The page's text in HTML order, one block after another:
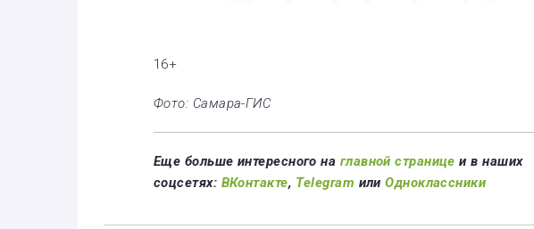
16+
Фото: Самара-ГИС
Еще больше интересного на главной странице и в наших
соцсетях: ВКонтакте, Telegram илиОдноклассники